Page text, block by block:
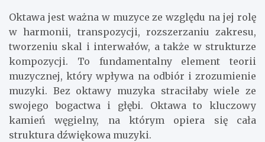
Oktawa jest ważna w muzyce ze względu na jej rolę
w harmonii, transpozycji, rozszerzaniu zakresu,
tworzeniu skal i interwałów, a także w strukturze
kompozycji. To fundamentalny element teorii
muzycznej, który wpływa na odbiór i zrozumienie
muzyki. Bez oktawy muzyka straciłaby wiele ze
swojego bogactwa i głębi. Oktawa to kluczowy
kamień węgielny, na którym opiera się cała
struktura dźwiękowa muzyki.